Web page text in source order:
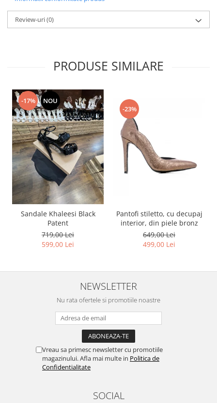
Review-uri(0)
PRODUSE SIMILARE
-17% NOU
Sandale Khaleesi Black
Patent
719,00 Lei
599,00 Lei
-23%
Pantofi stiletto, cu decupaj
interior, din piele bronz
649,00 Lei
499,00 Lei
NEWSLETTER
Nu rata ofertele si promotiile noastre
Vreau sa primesc newsletter cu promotiile
magazinului. Afla mai multe in Politica de
Confidentialitate
SOCIAL